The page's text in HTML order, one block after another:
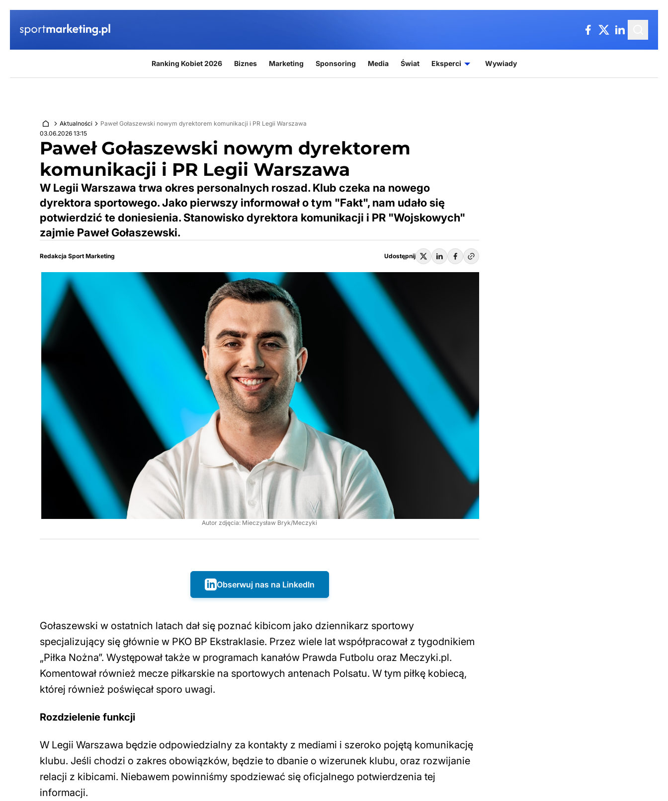
Ranking Kobiet 2026 Biznes Marketing Sponsoring Media Świat Eksperci Wywiady
Aktualności
Paweł Gołaszewski nowym dyrektorem komunikacji i PR Legii Warszawa
03.06.2026 13:15
Paweł Gołaszewski nowym dyrektorem
komunikacji i PR Legii Warszawa
W Legii Warszawa trwa okres personalnych roszad. Klub czeka na nowego
dyrektora sportowego. Jako pierwszy informował o tym "Fakt", nam udało się
potwierdzić te doniesienia. Stanowisko dyrektora komunikacji i PR "Wojskowych"
zajmie Paweł Gołaszewski.
Redakcja Sport Marketing Udostępnij
Autor zdjęcia: Mieczysław Bryk/Meczyki
Obserwuj nas na LinkedIn
Gołaszewski w ostatnich latach dał się poznać kibicom jako dziennikarz sportowy
specjalizujący się głównie w PKO BP Ekstraklasie. Przez wiele lat współpracował z tygodnikiem
„Piłka Nożna”. Występował także w programach kanałów Prawda Futbolu oraz Meczyki.pl.
Komentował również mecze piłkarskie na sportowych antenach Polsatu. W tym piłkę kobiecą,
której również poświęcał sporo uwagi.
Rozdzielenie funkcji
W Legii Warszawa będzie odpowiedzialny za kontakty z mediami i szeroko pojętą komunikację
klubu. Jeśli chodzi o zakres obowiązków, będzie to dbanie o wizerunek klubu, oraz rozwijanie
relacji z kibicami. Niebawem powinniśmy spodziewać się oficjalnego potwierdzenia tej
informacji.